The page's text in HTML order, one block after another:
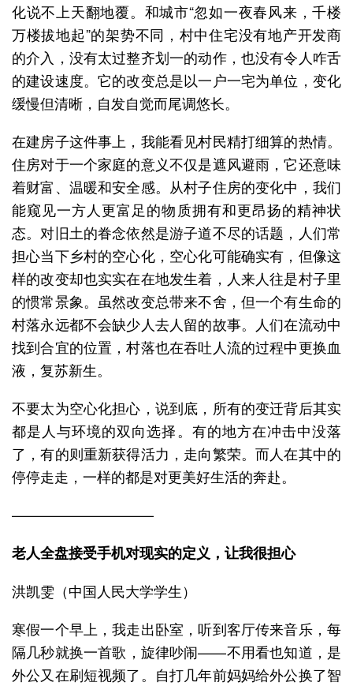
化说不上天翻地覆。和城市“忽如一夜春风来，千楼
万楼拔地起”的架势不同，村中住宅没有地产开发商
的介入，没有太过整齐划一的动作，也没有令人咋舌
的建设速度。它的改变总是以一户一宅为单位，变化
缓慢但清晰，自发自觉而尾调悠长。
在建房子这件事上，我能看见村民精打细算的热情。
住房对于一个家庭的意义不仅是遮风避雨，它还意味
着财富、温暖和安全感。从村子住房的变化中，我们
能窥见一方人更富足的物质拥有和更昂扬的精神状
态。对旧土的眷念依然是游子道不尽的话题，人们常
担心当下乡村的空心化，空心化可能确实有，但像这
样的改变却也实实在在地发生着，人来人往是村子里
的惯常景象。虽然改变总带来不舍，但一个有生命的
村落永远都不会缺少人去人留的故事。人们在流动中
找到合宜的位置，村落也在吞吐人流的过程中更换血
液，复苏新生。
不要太为空心化担心，说到底，所有的变迁背后其实
都是人与环境的双向选择。有的地方在冲击中没落
了，有的则重新获得活力，走向繁荣。而人在其中的
停停走走，一样的都是对更美好生活的奔赴。
——————————
老人全盘接受手机对现实的定义，让我很担心
洪凯雯（中国人民大学学生）
寒假一个早上，我走出卧室，听到客厅传来音乐，每
隔几秒就换一首歌，旋律吵闹——不用看也知道，是
外公又在刷短视频了。自打几年前妈妈给外公换了智